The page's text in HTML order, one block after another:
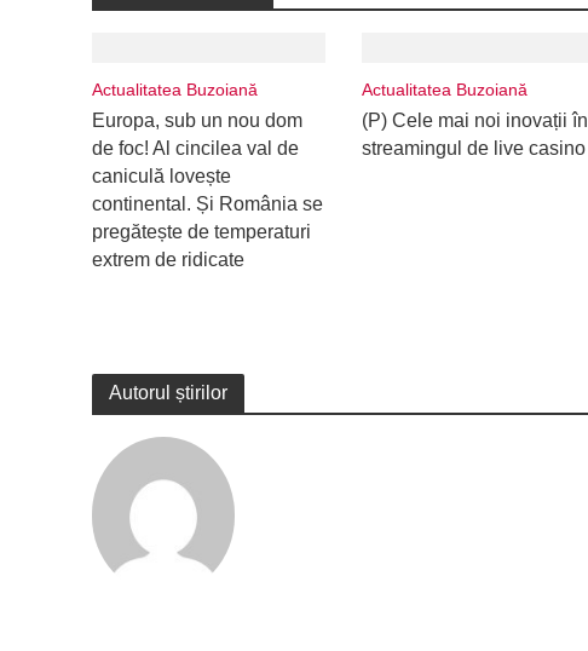
Actualitatea Buzoiană
Europa, sub un nou dom
de foc! Al cincilea val de
caniculă lovește
continental. Și România se
pregătește de temperaturi
extrem de ridicate
Actualitatea Buzoiană
(P) Cele mai noi inovații în
streamingul de live casino
Autorul știrilor